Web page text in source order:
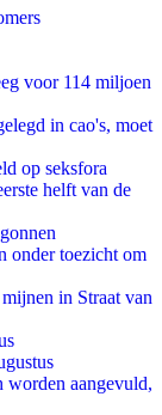
voor 114 miljoen
in cao's, moet
op seksfora
helft van de
onder toezicht om
in Straat van
worden aangevuld,